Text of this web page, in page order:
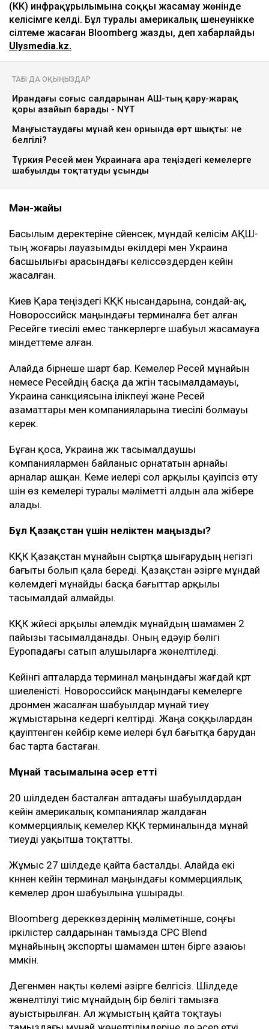
(КҚК) инфрақұрылымына соққы жасамау жөнінде
келісімге келді. Бұл туралы америкалық шенеунікке
сілтеме жасаған Bloomberg жазды, деп хабарлайды
Ulysmedia.kz.
ТАҒЫ ДА ОҚЫҢЫЗДАР
Ирандағы соғыс салдарынан АҚШ-тың қару-жарақ
қоры азайып барады - NYT
Маңғыстаудағы мұнай кен орнында өрт шықты: не
белгілі?
Түркия Ресей мен Украинаға Қара теңіздегі кемелерге
шабуылды тоқтатуды ұсынды
Мән-жайы
Басылым деректеріне сүйенсек, мұндай келісім АҚШ-
тың жоғары лауазымды өкілдері мен Украина
басшылығы арасындағы келіссөздерден кейін
жасалған.
Киев Қара теңіздегі КҚК нысандарына, сондай-ақ,
Новороссийск маңындағы терминалға бет алған
Ресейге тиесілі емес танкерлерге шабуыл жасамауға
міндеттеме алған.
Алайда бірнеше шарт бар. Кемелер Ресей мұнайын
немесе Ресейдің басқа да жүгін тасымалдамауы,
Украина санкциясына ілікпеуі және Ресей
азаматтары мен компанияларына тиесілі болмауы
керек.
Бұған қоса, Украина жүк тасымалдаушы
компаниялармен байланыс орнататын арнайы
арналар ашқан. Кеме иелері сол арқылы қауіпсіз өту
үшін өз кемелері туралы мәліметті алдын ала жібере
алады.
Бұл Қазақстан үшін неліктен маңызды?
КҚК Қазақстан мұнайын сыртқа шығарудың негізгі
бағыты болып қала береді. Қазақстан әзірге мұндай
көлемдегі мұнайды басқа бағыттар арқылы
тасымалдай алмайды.
КҚК жүйесі арқылы әлемдік мұнайдың шамамен 2
пайызы тасымалданады. Оның едәуір бөлігі
Еуропадағы сатып алушыларға жөнелтіледі.
Кейінгі апталарда терминал маңындағы жағдай күрт
шиеленісті. Новороссийск маңындағы кемелерге
дронмен жасалған шабуылдар мұнай тиеу
жұмыстарына кедергі келтірді. Жаңа соққылардан
қауіптенген кейбір кеме иелері бұл бағытқа барудан
бас тарта бастаған.
Мұнай тасымалына әсер етті
20 шілдеден басталған аптадағы шабуылдардан
кейін америкалық компаниялар жалдаған
коммерциялық кемелер КҚК терминалында мұнай
тиеуді уақытша тоқтатты.
Жұмыс 27 шілдеде қайта басталды. Алайда екі
күннен кейін терминал маңындағы коммерциялық
кемелер дрон шабуылына ұшырады.
Bloomberg дереккөздерінің мәліметінше, соңғы
іркілістер салдарынан тамызда CPC Blend
мұнайының экспорты шамамен үштен бірге азаюы
мүмкін.
Дегенмен нақты көлемі әзірге белгісіз. Шілдеде
жөнелтілуі тиіс мұнайдың бір бөлігі тамызға
ауыстырылған. Ал жұмыстың қайта тоқтауы